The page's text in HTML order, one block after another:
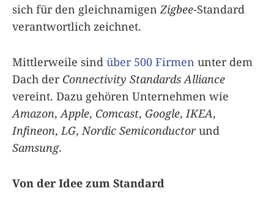
sich für den gleichnamigen Zigbee-Standard
verantwortlich zeichnet.
Mittlerweile sind über 500 Firmen unter dem
Dach der Connectivity Standards Alliance
vereint. Dazu gehören Unternehmen wie
Amazon, Apple, Comcast, Google, IKEA,
Infineon, LG, Nordic Semiconductorund
Samsung.
Von der Idee zum Standard